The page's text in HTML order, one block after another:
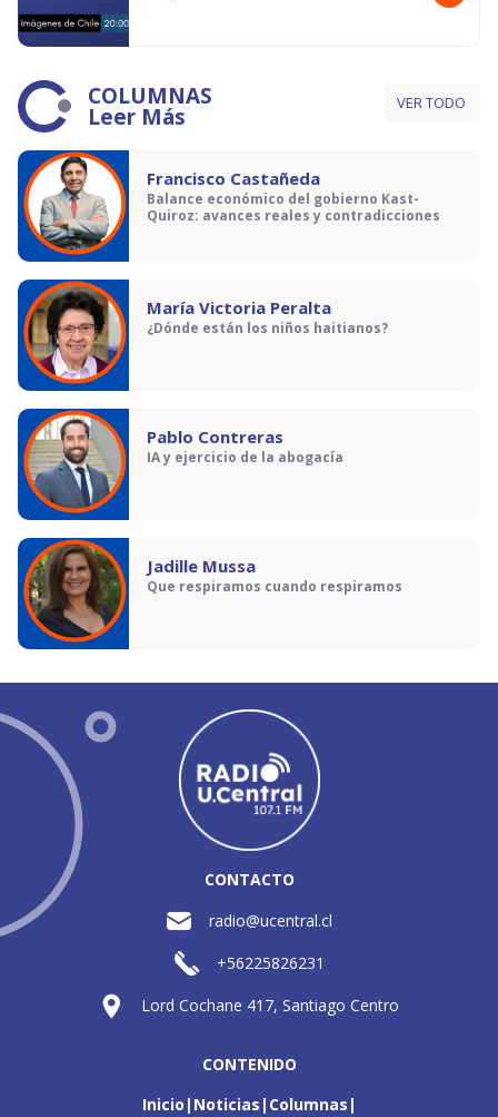
COLUMNAS
Leer Más VER TODO
Francisco Castañeda
Balance económico del gobierno Kast-
Quiroz: avances reales y contradicciones
María Victoria Peralta
¿Dónde están los niños haitianos?
Pablo Contreras
IA y ejercicio de la abogacía
Jadille Mussa
Que respiramos cuando respiramos
CONTACTO
radio@ucentral.cl
+56225826231
Lord Cochane 417, Santiago Centro
CONTENIDO
Inicio Noticias Columnas